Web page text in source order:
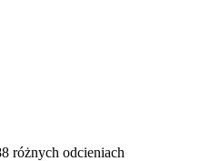
różnych odcieniach